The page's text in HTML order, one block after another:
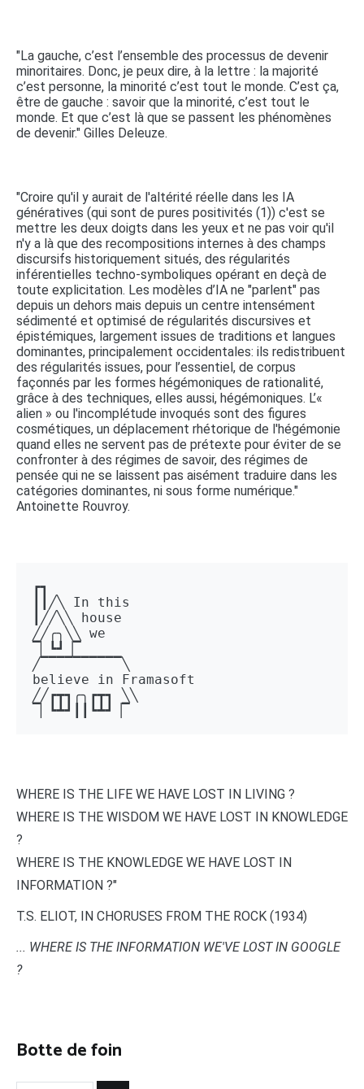
"La gauche, c’est l’ensemble des processus de devenir
minoritaires. Donc, je peux dire, à la lettre : la majorité
c’est personne, la minorité c’est tout le monde. C’est ça,
être de gauche : savoir que la minorité, c’est tout le
monde. Et que c’est là que se passent les phénomènes
de devenir." Gilles Deleuze.
"Croire qu'il y aurait de l'altérité réelle dans les IA
génératives (qui sont de pures positivités (1)) c'est se
mettre les deux doigts dans les yeux et ne pas voir qu'il
n'y a là que des recompositions internes à des champs
discursifs historiquement situés, des régularités
inférentielles techno-symboliques opérant en deçà de
toute explicitation. Les modèles d’IA ne "parlent" pas
depuis un dehors mais depuis un centre intensément
sédimenté et optimisé de régularités discursives et
épistémiques, largement issues de traditions et langues
dominantes, principalement occidentales: ils redistribuent
des régularités issues, pour l’essentiel, de corpus
façonnés par les formes hégémoniques de rationalité,
grâce à des techniques, elles aussi, hégémoniques. L’«
alien » ou l'incomplétude invoqués sont des figures
cosmétiques, un déplacement rhétorique de l'hégémonie
quand elles ne servent pas de prétexte pour éviter de se
confronter à des régimes de savoir, des régimes de
pensée qui ne se laissent pas aisément traduire dans les
catégories dominantes, ni sous forme numérique."
Antoinette Rouvroy.
┏┓
┃┃╱╲ In this
┃╱╱╲╲ house
╱╱╭╮╲╲ we
▔▏┗┛▕▔
╱▔▔▔▔▔▔▔▔▔▔╲
believe in Framasoft
╱╱┏┳┓╭╮┏┳┓ ╲╲
▔▏┗┻┛┃┃┗┻┛▕▔
WHERE IS THE LIFE WE HAVE LOST IN LIVING ?
WHERE IS THE WISDOM WE HAVE LOST IN KNOWLEDGE
?
WHERE IS THE KNOWLEDGE WE HAVE LOST IN
INFORMATION ?"
T.S. ELIOT, IN CHORUSES FROM THE ROCK (1934)
... WHERE IS THE INFORMATION WE'VE LOST IN GOOGLE
?
Botte de foin